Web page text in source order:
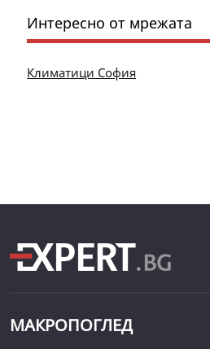
Интересно от мрежата
Климатици София
МАКРОПОГЛЕД